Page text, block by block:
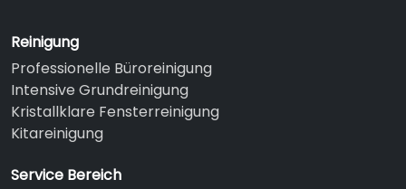
Reinigung
Professionelle Büroreinigung
Intensive Grundreinigung
Kristallklare Fensterreinigung
Kitareinigung
Service Bereich